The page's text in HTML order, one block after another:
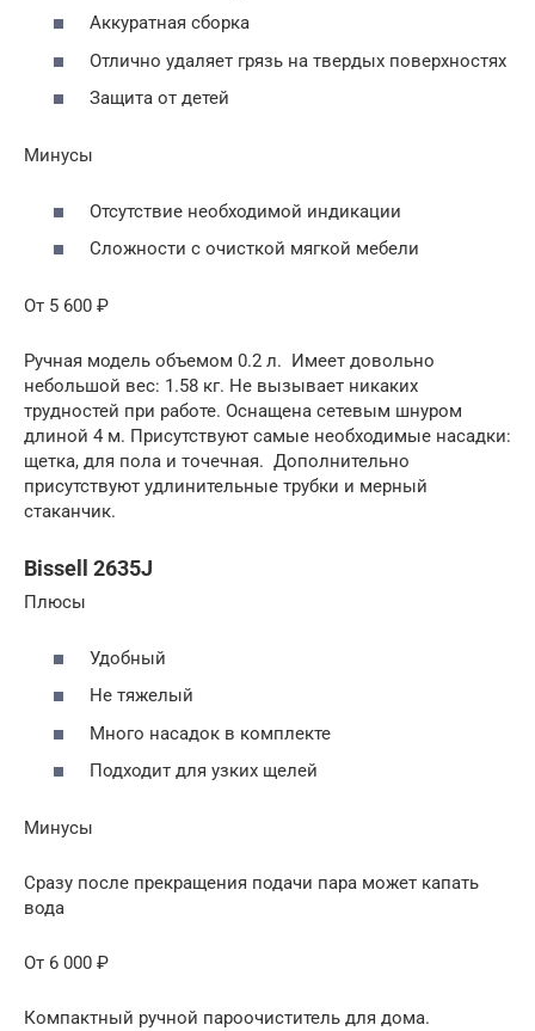
Аккуратная сборка
Отлично удаляет грязь на твердых поверхностях
Защита от детей
Минусы
Отсутствие необходимой индикации
Сложности с очисткой мягкой мебели
От 5 600 ₽
Ручная модель объемом 0.2 л. Имеет довольно
небольшой вес: 1.58 кг. Не вызывает никаких
трудностей при работе. Оснащена сетевым шнуром
длиной 4 м. Присутствуют самые необходимые насадки:
щетка, для пола и точечная. Дополнительно
присутствуют удлинительные трубки и мерный
стаканчик.
Bissell 2635J
Плюсы
Удобный
Не тяжелый
Много насадок в комплекте
Подходит для узких щелей
Минусы
Сразу после прекращения подачи пара может капать
вода
От 6 000 ₽
Компактный ручной пароочиститель для дома.